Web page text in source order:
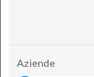
Aziende